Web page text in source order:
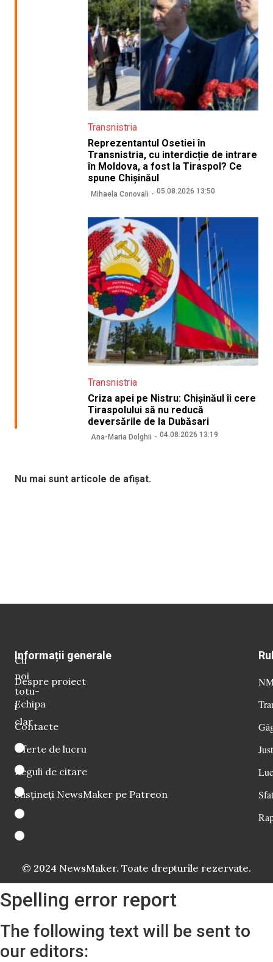
Transnistria
Reprezentantul Osetiei în
Transnistria, cu interdicție de intrare
în Moldova, a fost la Tiraspol? Ce
spune Chișinăul
Mihaela Conovali 05.08.2026 13:50
Transnistria
Criza apei pe Nistru: Chișinăul îi cere
Tiraspolului să nu reducă
deversările de la Dubăsari
Ana-Maria Dolghii 04.08.2026 13:19
Nu mai sunt articole de afișat.
Cu
noi
totu-
i
clar
Informații generale
Despre proiect
Echipa
Contacte
Oferte de lucru
Reguli de citare
Susțineți NewsMaker pe Patreon
© 2024 NewsMaker. Toate drepturile rezervate.
Spelling error report
The following text will be sent to
our editors: